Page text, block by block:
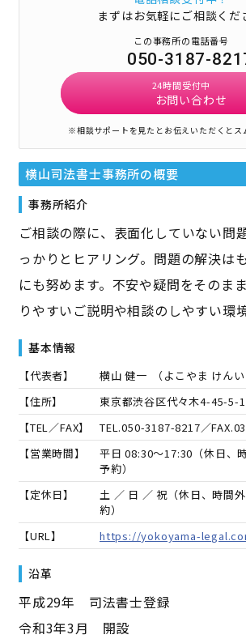
まずはお気軽にご相談くだ
この事務所の電話番号
050-3187-
24時間受付中
お問い合わせ
※相談サポートを見たとお伝えいただくとス
横山司法書士事務所の概要
事務所紹介
ご相談の際に、表面化していない問
っかりとヒアリング。問題の解決は
にも努めます。不安や疑問をそのま
りやすいご説明や相談のしやすい環
基本情報
【代表者】 横山 健一 （よこやま けん
【住所】
東京都渋谷区代々木4-45-5-
【TEL／FAX】
TEL.050-3187-8217／FAX.
【営業時間】
平日 08:30～17:30（休日、
予約）
【定休日】
土 ／ 日 ／ 祝（休日、時間
約）
【URL】
https://yokoyama-
沿革
平成29年 司法書士登録
令和3年3月 開設